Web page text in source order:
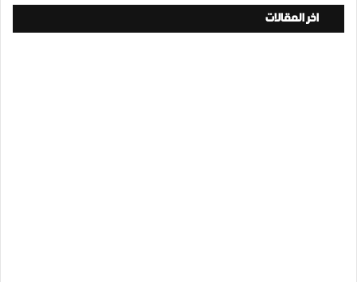
اخر المقالات